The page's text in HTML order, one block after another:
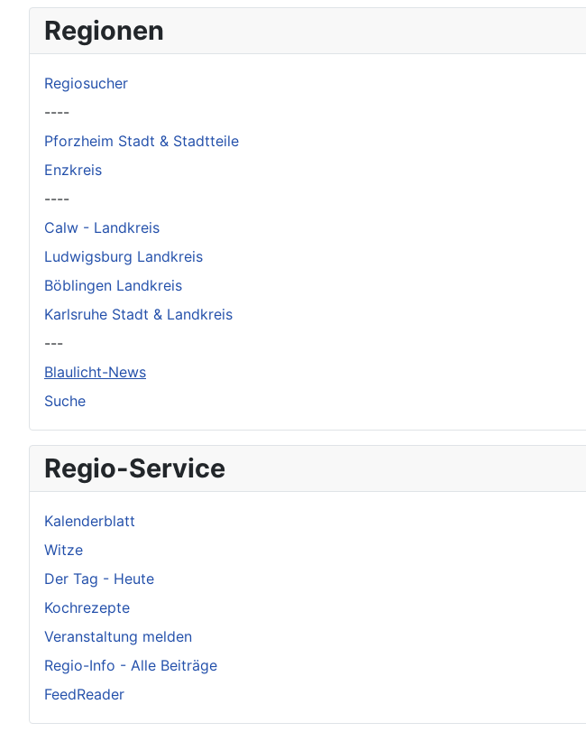
Original herunterladen
Regionen
Regiosucher
----
Pforzheim Stadt & Stadtteile
Enzkreis
----
Calw - Landkreis
Ludwigsburg Landkreis
Böblingen Landkreis
Karlsruhe Stadt & Landkreis
---
Blaulicht-News
Suche
Regio-Service
Kalenderblatt
Witze
Der Tag - Heute
Kochrezepte
Veranstaltung melden
Regio-Info - Alle Beiträge
FeedReader